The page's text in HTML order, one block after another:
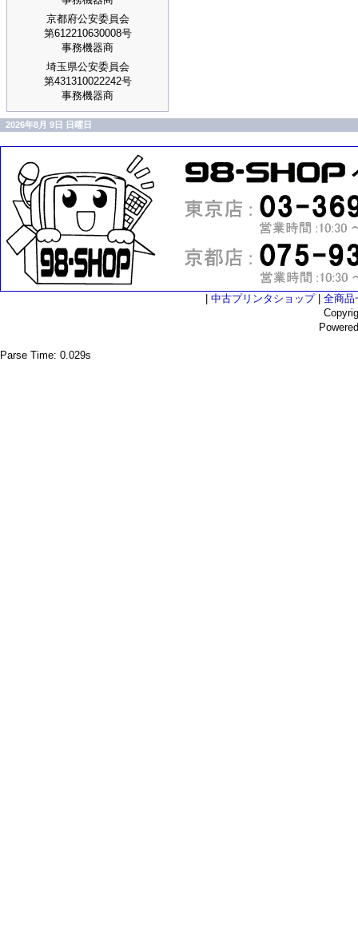
京都府公安委員会
第612210630008号
事務機器商
埼玉県公安委員会
第431310022242号
事務機器商
2026年8月 9日 日曜日
中古プリンタショップ| 全商品
Parse Time: 0.029s